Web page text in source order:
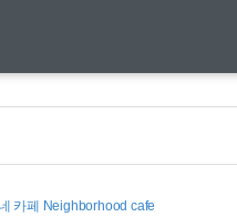
카페 Neighborhood cafe